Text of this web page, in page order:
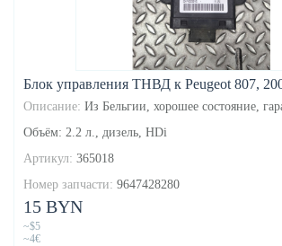
Блок управления ТНВД к Peugeot 807,
Описание: Из Бельгии, хорошее состояние,
Объём: 2.2 л., дизель, HDi
Артикул: 365018
Номер запчасти: 9647428280
15 BYN
~$5
~4€